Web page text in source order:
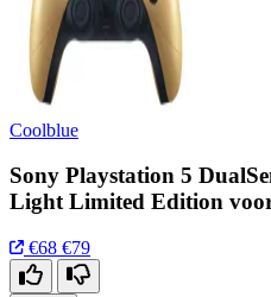
Coolblue
Sony Playstation 5
Light Limited Edition
€68 €79